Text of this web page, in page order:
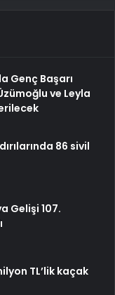
Genç Başarı
ve Leyla
86 sivil
Gelişi 107.
TL’lik kaçak